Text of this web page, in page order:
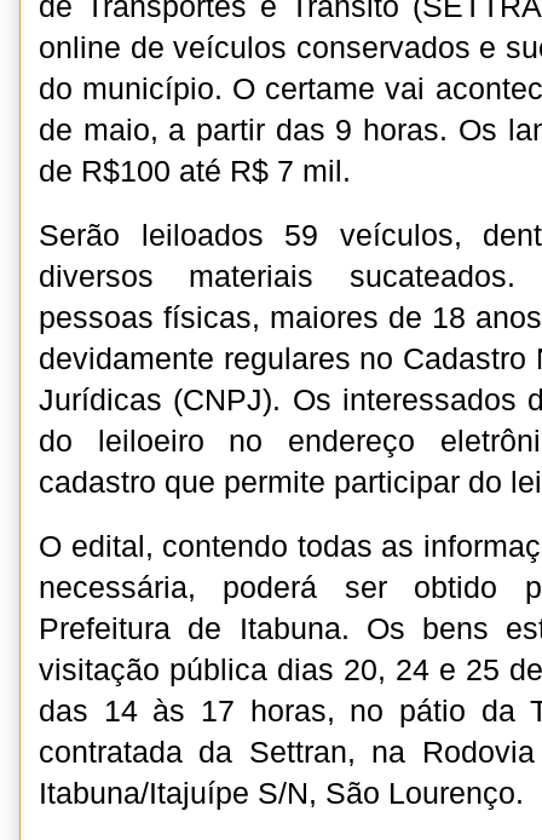
de Transportes e Trânsito
online de veículos conservados e
do município. O certame vai
de maio, a partir das 9 horas. Os
de R$100 até R$ 7 mil.
Serão leiloados 59 veículos,
diversos materiais sucateados.
pessoas físicas, maiores de 18
devidamente regulares no Cadastro
Jurídicas (CNPJ). Os interessados
do leiloeiro no endereço
cadastro que permite participar do
O edital, contendo todas as
necessária, poderá ser obtido
Prefeitura de Itabuna. Os bens
visitação pública dias 20, 24 e 25
das 14 às 17 horas, no pátio da
contratada da Settran, na
Itabuna/Itajuípe S/N, São Lourenço.